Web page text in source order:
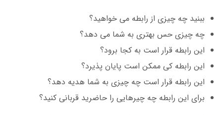
ببنید چه چیزی از رابطه می خواهید؟
چه چیزی حس بهتری به شما می دهد؟
این رابطه قرار است به کجا برود؟
این رابطه کی ممکن است پایان پذیرد؟
این رابطه قرار است چه چیزی به شما هدیه دهد؟
برای این رابطه چه چیرهایی را حاضرید قربانی کنید؟